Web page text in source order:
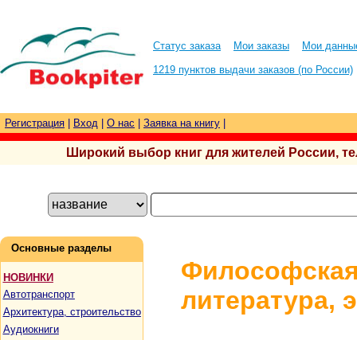
Статус заказа Мои заказы
Мои
1219 пунктов выдачи заказов (по России)
Регистрация Вход О нас Заявка на книгу
Широкий выбор книг для жителей России,
Основные разделы
НОВИНКИ
Автотранспорт
Архитектура, строительство
Аудиокниги
литература,